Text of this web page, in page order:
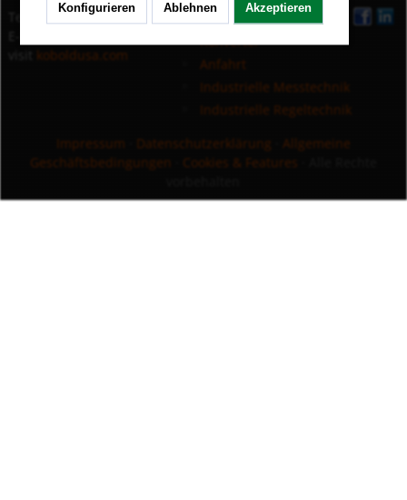
Tel.: +1 412-788-2830
koboldusa.com
Unternehmen
Konverter
Anfahrt
Industrielle Messtechnik
Industrielle Regeltechnik
Impressum
Datenschutzerklärung
Allgemeine
Geschäftsbedingungen
Cookies & Features
Konfigurieren Ablehnen Akzeptieren